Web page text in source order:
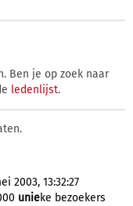
Ben je op zoek naar
ledenlijst.
2003, 13:32:27
unieke bezoekers